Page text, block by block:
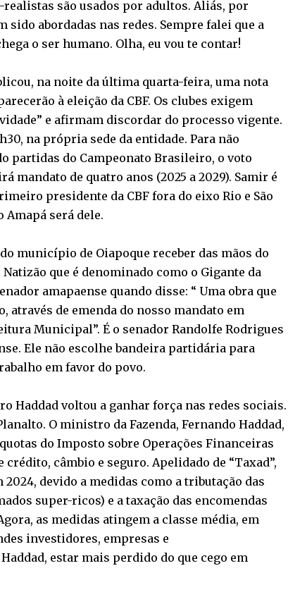
realistas são usados por adultos. Aliás, por
sido abordadas nas redes. Sempre falei que a
o ser humano. Olha, eu vou te contar!
na noite da última quarta-feira, uma nota
à eleição da CBF. Os clubes exigem
e afirmam discordar do processo vigente.
na própria sede da entidade. Para não
partidas do Campeonato Brasileiro, o voto
mandato de quatro anos (2025 a 2029). Samir é
presidente da CBF fora do eixo Rio e São
Amapá será dele.
município de Oiapoque receber das mãos do
que é denominado como o Gigante da
amapaense quando disse: “ Uma obra que
de emenda do nosso mandato em
Municipal”. É o senador Randolfe Rodrigues
Ele não escolhe bandeira partidária para
em favor do povo.
Haddad voltou a ganhar força nas redes sociais.
O ministro da Fazenda, Fernando Haddad,
do Imposto sobre Operações Financeiras
câmbio e seguro. Apelidado de “Taxad”,
devido a medidas como a tributação das
super-ricos) e a taxação das encomendas
as medidas atingem a classe média, em
investidores, empresas e
estar mais perdido do que cego em